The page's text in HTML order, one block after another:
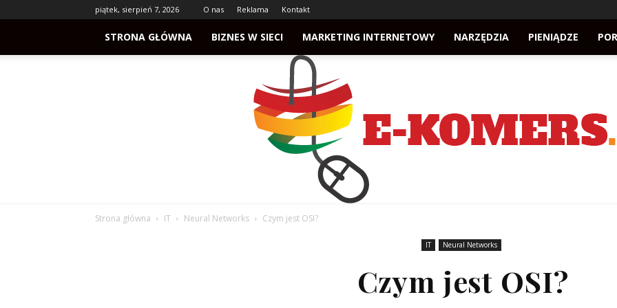
piątek, sierpień 7, 2026 O nas Reklama Kontakt
STRONA GŁÓWNA BIZNES W SIECI MARKETING INTERNETOWY NARZĘDZIA PIENIĄDZE
Strona główna IT Neural Networks Czym jest OSI?
IT Neural Networks
Czym jest OSI?